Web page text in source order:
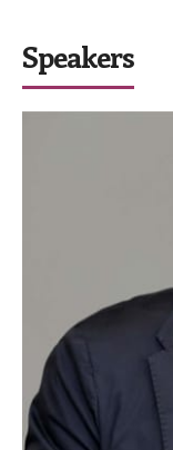
Speakers